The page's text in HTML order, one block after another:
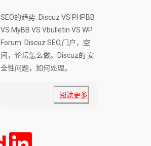
SEO的趋势. Discuz VS PHPBB
VS MyBB VS Vbulletin VS WP
Forum. Discuz SEO,门户，空
间，论坛怎么做。Discuz的 安
全性问题，如何处理。
阅读更多